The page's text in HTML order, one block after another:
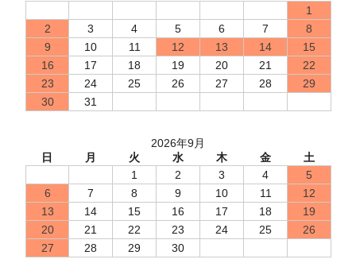
1
2
3 4 5 6 7
8
9
10 11 12 13 14
15
16
17 18 19 20 21
22
23
24 25 26 27 28
29
30
31
2026年9月
日
月 火 水 木 金
土
1
2 3 4
5
6
7 8 9 10 11
12
13
14 15 16 17 18
19
20
21 22 23 24 25
26
27
28 29 30